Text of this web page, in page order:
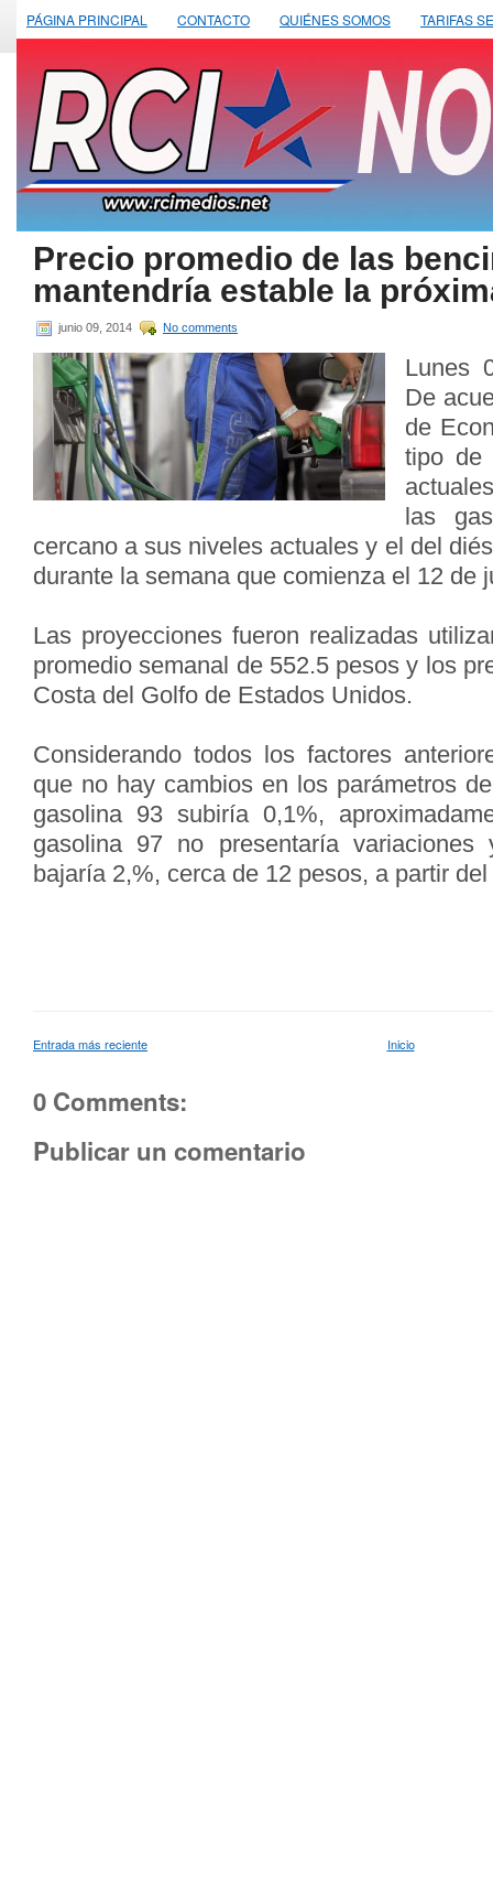
PÁGINA PRINCIPAL CONTACTO QUIÉNES SOMOS TARIFAS
Precio promedio de las
mantendría estable la
junio 09, 2014 No comments
Lunes
De
de
tipo de
las
cercano a sus niveles actuales y el del
durante la semana que comienza el 12 de
Las proyecciones fueron realizadas
promedio semanal de 552.5 pesos y los
Costa del Golfo de Estados Unidos.
Considerando todos los factores
que no hay cambios en los parámetros
gasolina 93 subiría 0,1%,
gasolina 97 no presentaría
bajaría 2,%, cerca de 12 pesos, a partir
Entrada más reciente Inicio
0 Comments:
Publicar un comentario